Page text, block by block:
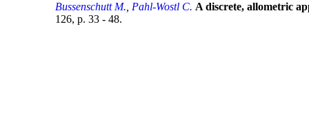
Bussenschutt M., Pahl-Wostl C. A discrete, allometric
126, p. 33 - 48.